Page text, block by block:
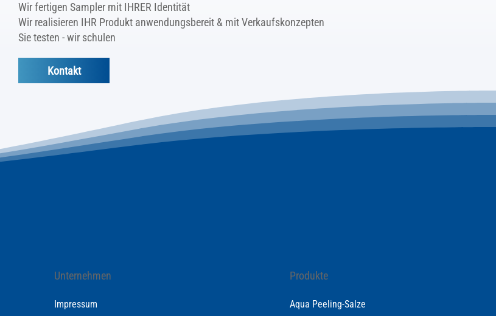
Wir fertigen Sampler mit IHRER Identität
Wir realisieren IHR Produkt anwendungsbereit & mit Verkaufskonzepten
Sie testen - wir schulen
Kontakt
Unternehmen
Impressum
Produkte
Aqua Peeling-Salze